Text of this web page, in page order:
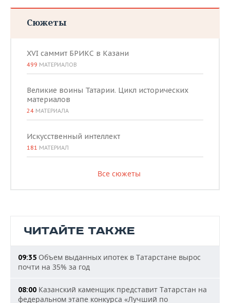
Сюжеты
XVI саммит БРИКС в Казани
499 МАТЕРИАЛОВ
Великие воины Татарии. Цикл исторических
материалов
24 МАТЕРИАЛА
Искусственный интеллект
181 МАТЕРИАЛ
Все сюжеты
ЧИТАЙТЕ ТАКЖЕ
09:35 Объем выданных ипотек в Татарстане вырос
почти на 35% за год
08:00 Казанский каменщик представит Татарстан на
федеральном этапе конкурса «Лучший по